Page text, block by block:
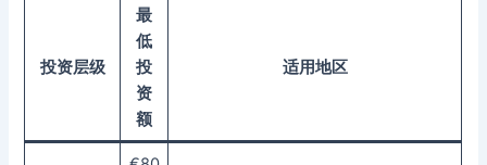
投资层级
最
低
投
资
额
适用地区